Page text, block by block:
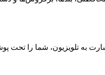
به تلویزیون، شما را